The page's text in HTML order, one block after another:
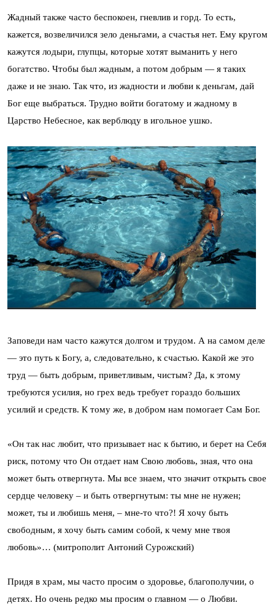
Жадный также часто беспокоен, гневлив и горд. То есть,
кажется, возвеличился зело деньгами, а счастья нет. Ему кругом
кажутся лодыри, глупцы, которые хотят выманить у него
богатство. Чтобы был жадным, а потом добрым — я таких
даже и не знаю. Так что, из жадности и любви к деньгам, дай
Бог еще выбраться. Трудно войти богатому и жадному в
Царство Небесное, как верблюду в игольное ушко.
Заповеди нам часто кажутся долгом и трудом. А на самом деле
— это путь к Богу, а, следовательно, к счастью. Какой же это
труд — быть добрым, приветливым, чистым? Да, к этому
требуются усилия, но грех ведь требует гораздо больших
усилий и средств. К тому же, в добром нам помогает Сам Бог.
«Он так нас любит, что призывает нас к бытию, и берет на Себя
риск, потому что Он отдает нам Свою любовь, зная, что она
может быть отвергнута. Мы все знаем, что значит открыть свое
сердце человеку – и быть отвергнутым: ты мне не нужен;
может, ты и любишь меня, – мне-то что?! Я хочу быть
свободным, я хочу быть самим собой, к чему мне твоя
любовь»… (митрополит Антоний Сурожский)
Придя в храм, мы часто просим о здоровье, благополучии, о
детях. Но очень редко мы просим о главном — о Любви.